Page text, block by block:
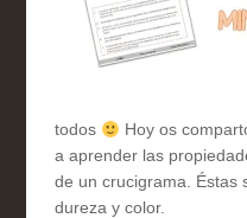
todos
Hoy os
a aprender las
de un crucigrama. Éstas
dureza y color.